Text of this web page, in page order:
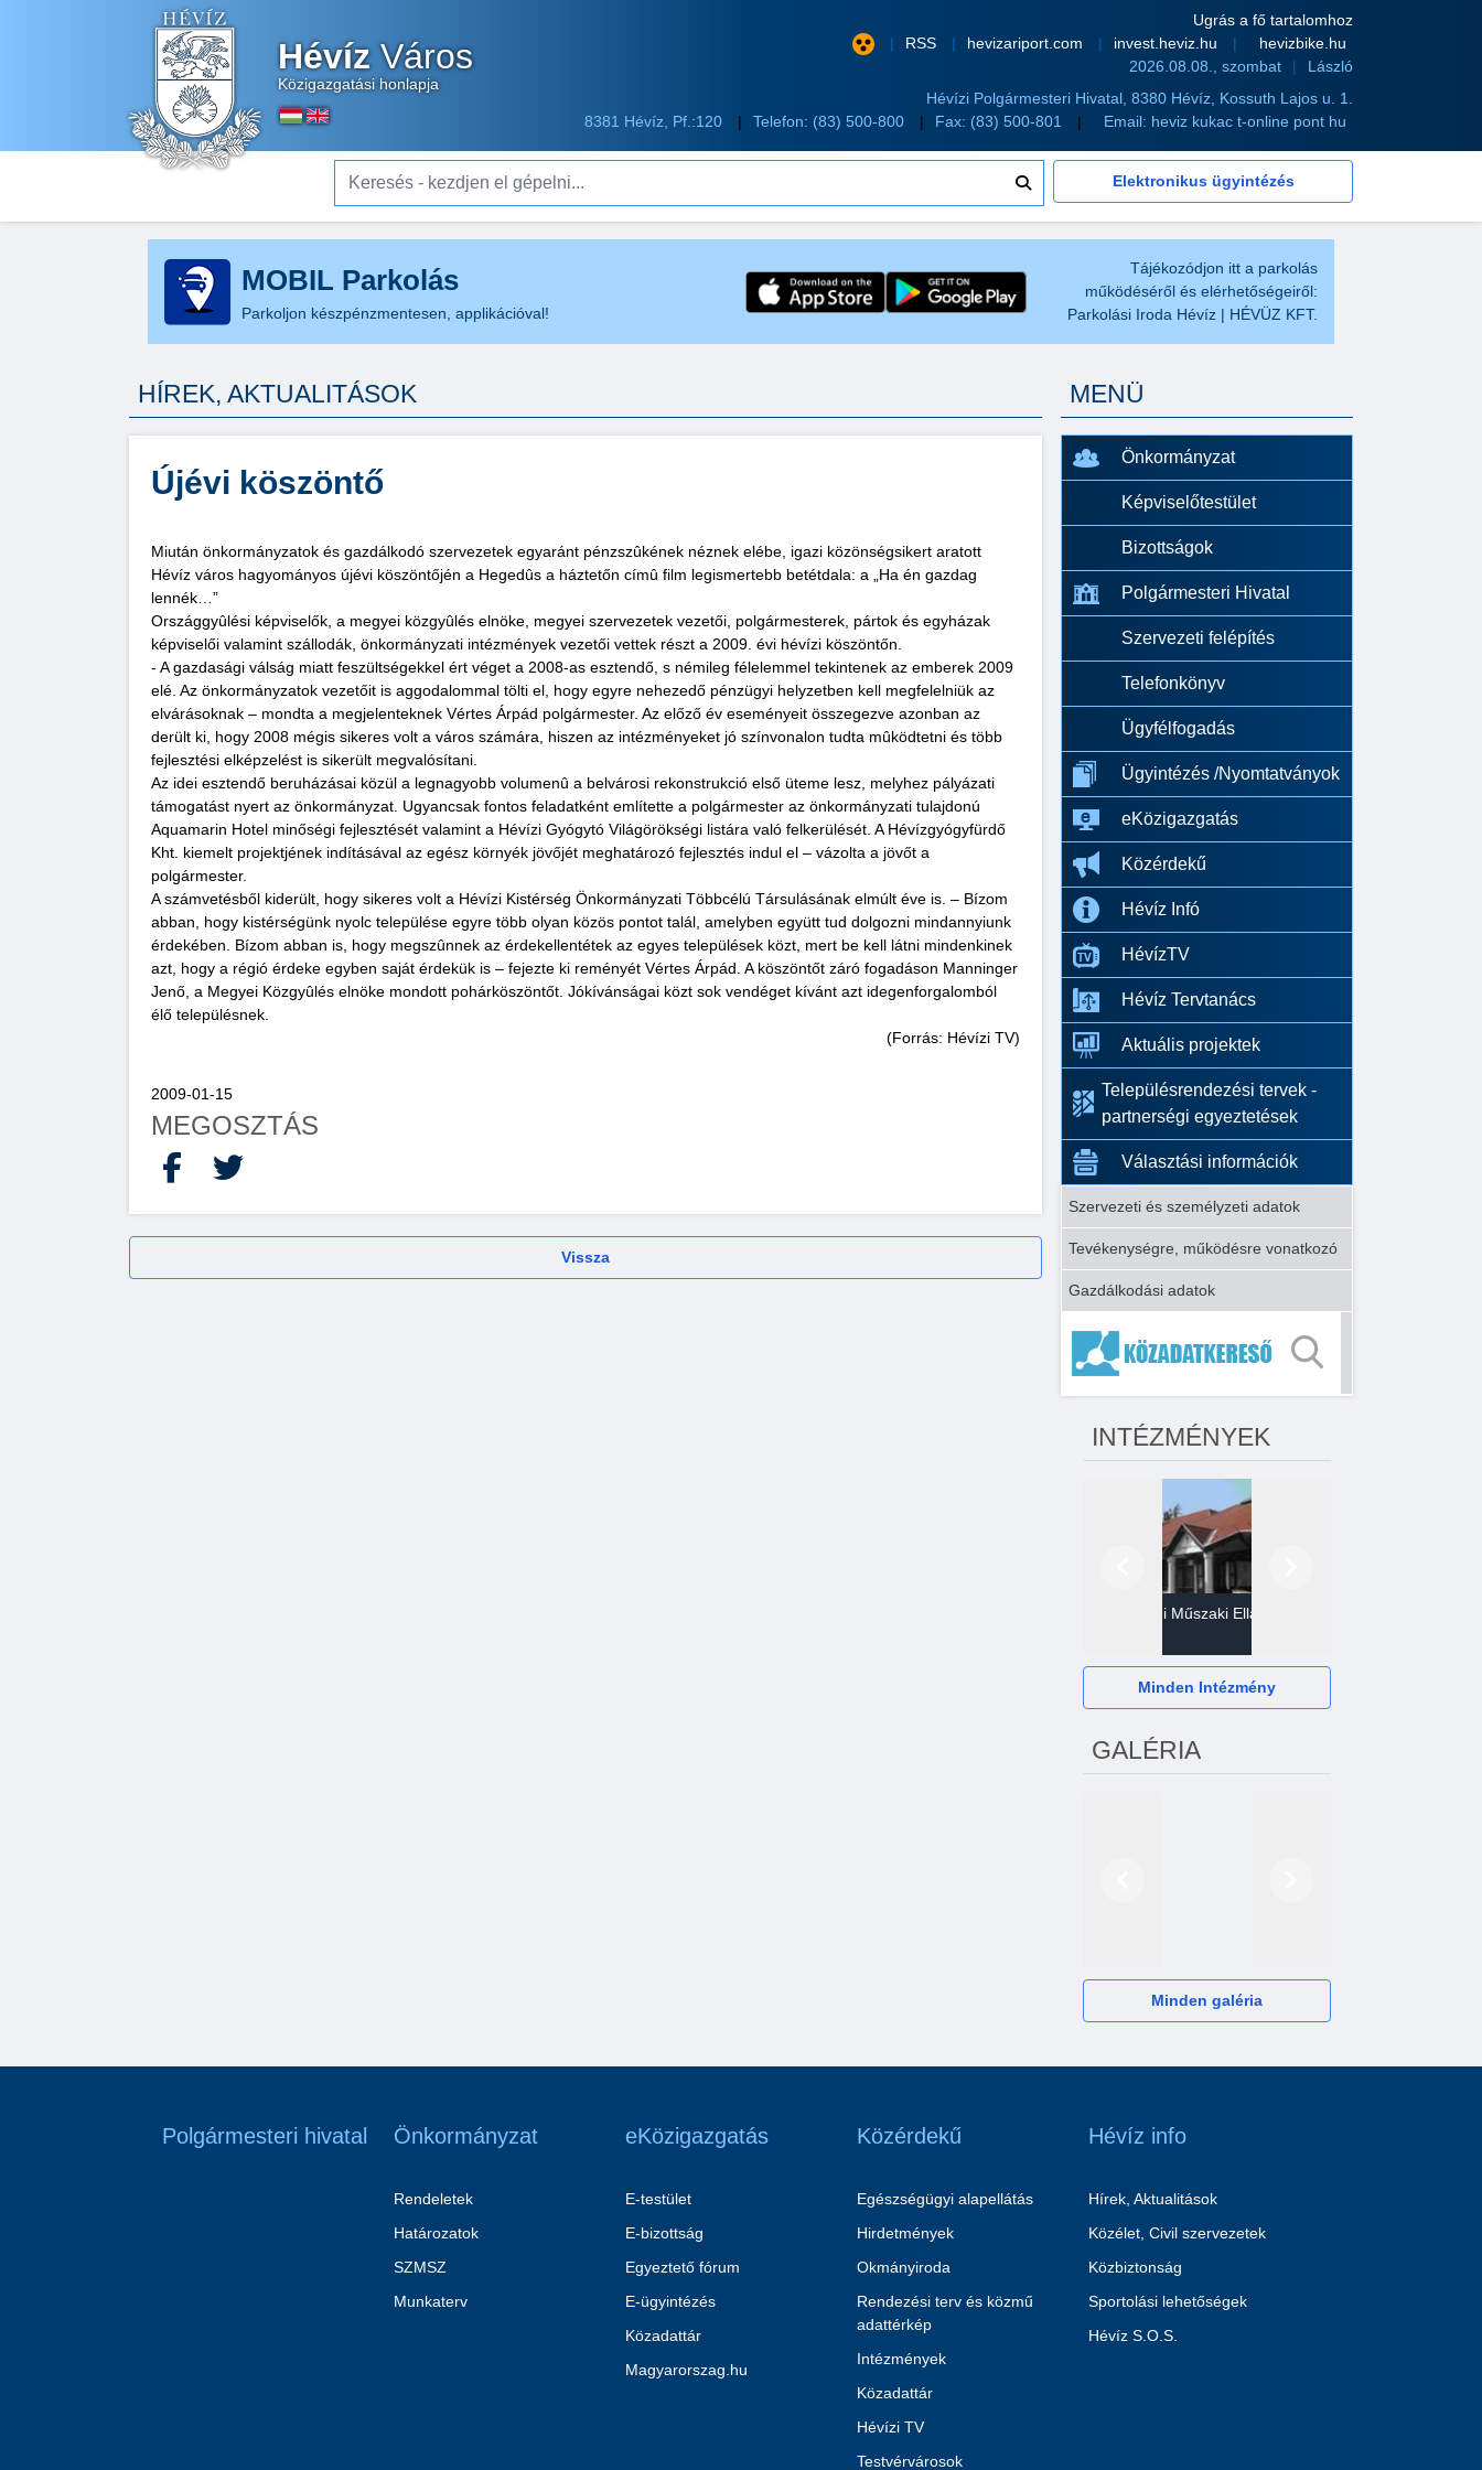
HévízVáros
Közigazgatási honlapja
Ugrás a fő tartalomhoz
RSS
hevizariport.com invest.heviz.hu
hevizbike.hu
2026.08.08., szombat
László
Hévízi Polgármesteri Hivatal, 8380 Hévíz, Kossuth Lajos u. 1.
8381 Hévíz, Pf.:120
Telefon: (83) 500-800 Fax: (83) 500-801 Email: heviz kukac t-online pont hu
Keresés - kezdjen el gépelni...
Elektronikus ügyintézés
MOBIL Parkolás
Parkoljon készpénzmentesen, applikációval!
Tájékozódjon itt a parkolás
működéséről és elérhetőségeiről:
Parkolási Iroda Hévíz | HÉVÜZ KFT.
HÍREK, AKTUALITÁSOK
Újévi köszöntő
Miután önkormányzatok és gazdálkodó szervezetek egyaránt pénzszûkének néznek elébe, igazi közönségsikert aratott
Hévíz város hagyományos újévi köszöntőjén a Hegedûs a háztetőn címû film legismertebb betétdala: a „Ha én gazdag
lennék…”
Országgyûlési képviselők, a megyei közgyûlés elnöke, megyei szervezetek vezetői, polgármesterek, pártok és egyházak
képviselői valamint szállodák, önkormányzati intézmények vezetői vettek részt a 2009. évi hévízi köszöntőn.
- A gazdasági válság miatt feszültségekkel ért véget a 2008-as esztendő, s némileg félelemmel tekintenek az emberek 2009
elé. Az önkormányzatok vezetőit is aggodalommal tölti el, hogy egyre nehezedő pénzügyi helyzetben kell megfelelniük az
elvárásoknak – mondta a megjelenteknek Vértes Árpád polgármester. Az előző év eseményeit összegezve azonban az
derült ki, hogy 2008 mégis sikeres volt a város számára, hiszen az intézményeket jó színvonalon tudta mûködtetni és több
fejlesztési elképzelést is sikerült megvalósítani.
Az idei esztendő beruházásai közül a legnagyobb volumenû a belvárosi rekonstrukció első üteme lesz, melyhez pályázati
támogatást nyert az önkormányzat. Ugyancsak fontos feladatként említette a polgármester az önkormányzati tulajdonú
Aquamarin Hotel minőségi fejlesztését valamint a Hévízi Gyógytó Világörökségi listára való felkerülését. A Hévízgyógyfürdő
Kht. kiemelt projektjének indításával az egész környék jövőjét meghatározó fejlesztés indul el – vázolta a jövőt a
polgármester.
A számvetésből kiderült, hogy sikeres volt a Hévízi Kistérség Önkormányzati Többcélú Társulásának elmúlt éve is. – Bízom
abban, hogy kistérségünk nyolc települése egyre több olyan közös pontot talál, amelyben együtt tud dolgozni mindannyiunk
érdekében. Bízom abban is, hogy megszûnnek az érdekellentétek az egyes települések közt, mert be kell látni mindenkinek
azt, hogy a régió érdeke egyben saját érdekük is – fejezte ki reményét Vértes Árpád. A köszöntőt záró fogadáson Manninger
Jenő, a Megyei Közgyûlés elnöke mondott pohárköszöntőt. Jókívánságai közt sok vendéget kívánt azt idegenforgalomból
élő településnek.
(Forrás: Hévízi TV)
2009-01-15
MEGOSZTÁS
Facebook
X
Vissza
MENÜ
Önkormányzat
Képviselőtestület
Bizottságok
Polgármesteri Hivatal
Szervezeti felépítés
Telefonkönyv
Ügyfélfogadás
Ügyintézés /Nyomtatványok
eKözigazgatás
Közérdekű
Hévíz Infó
HévízTV
Hévíz Tervtanács
Aktuális projektek
Településrendezési tervek -
partnerségi egyeztetések
Választási információk
Szervezeti és személyzeti adatok
Tevékenységre, működésre vonatkozó
Gazdálkodási adatok
INTÉZMÉNYEK
Gazdasági Műszaki Ellátó
Minden Intézmény
GALÉRIA
Minden galéria
Polgármesteri hivatal Önkormányzat
Rendeletek
Határozatok
SZMSZ
Munkaterv
eKözigazgatás
E-testület
E-bizottság
Egyeztető fórum
E-ügyintézés
Közadattár
Magyarorszag.hu
Közérdekű
Egészségügyi alapellátás
Hirdetmények
Okmányiroda
Rendezési terv és közmű
adattérkép
Intézmények
Közadattár
Hévízi TV
Testvérvárosok
Hévíz info
Hírek, Aktualitások
Közélet, Civil szervezetek
Közbiztonság
Sportolási lehetőségek
Hévíz S.O.S.